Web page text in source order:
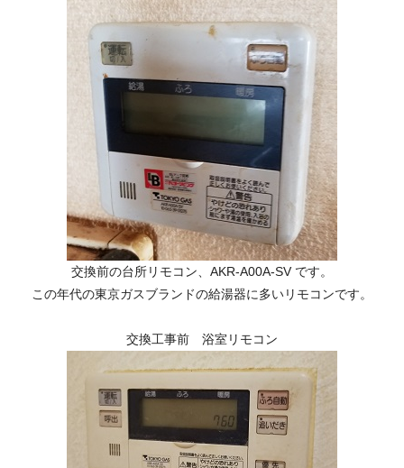
交換前の台所リモコン、AKR-A00A-SV です。
この年代の東京ガスブランドの給湯器に多いリモコンです。
交換工事前 浴室リモコン